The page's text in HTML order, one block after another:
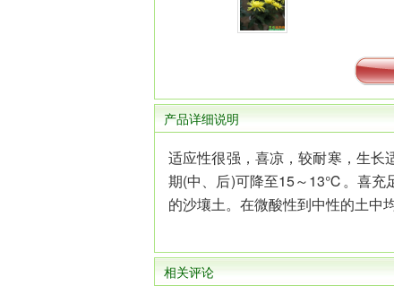
产品详细说明
适应性很强，喜凉，较耐寒，生
期(中、后)可降至15～13℃。喜充
的沙壤土。在微酸性到中性的土中
相关评论